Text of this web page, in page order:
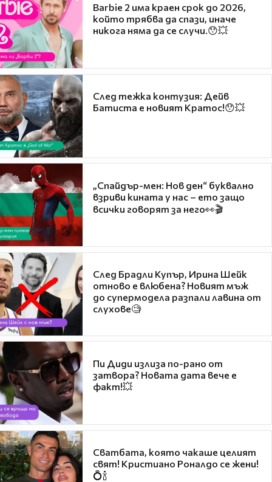
Barbie 2 има краен срок до 2026,
който трябва да спази, иначе
никога няма да се случи.😯💥
След тежка контузия: Дейв
Батиста е новият Кратос!😯💥
„Спайдър-мен: Нов ден“ буквално
взриви кината у нас – ето защо
всички говорят за него👀🎬
След Брадли Купър, Ирина Шейк
отново е влюбена? Новият мъж
до супермодела разпали лавина от
слухове🧐
Пи Диди излиза по-рано от
затвора? Новата дата вече е
факт!💥
Сватбата, която чакаше целият
свят! Кристиано Роналдо се жени!
💍🍾